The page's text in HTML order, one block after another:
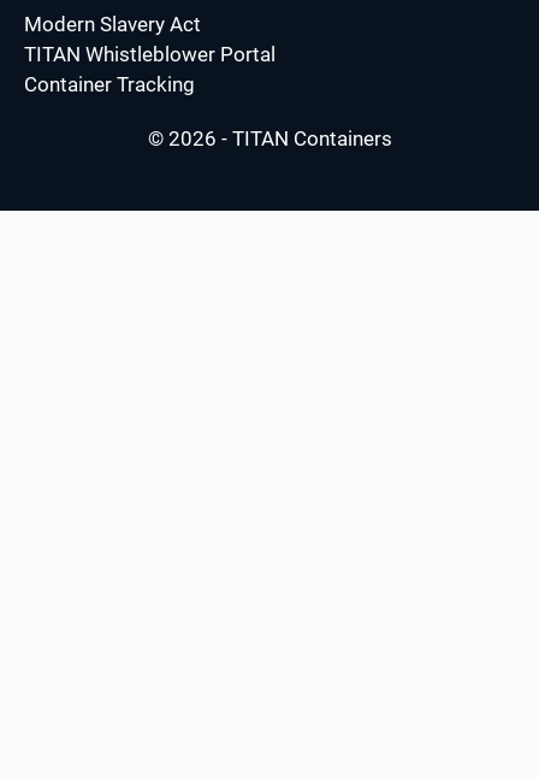
Modern Slavery Act
TITAN Whistleblower Portal
Container Tracking
© 2026 - TITAN Containers